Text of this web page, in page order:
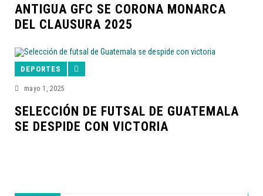
ANTIGUA GFC SE CORONA MONARCA
DEL CLAUSURA 2025
DEPORTES
mayo 1, 2025
SELECCIÓN DE FUTSAL DE GUATEMALA
SE DESPIDE CON VICTORIA